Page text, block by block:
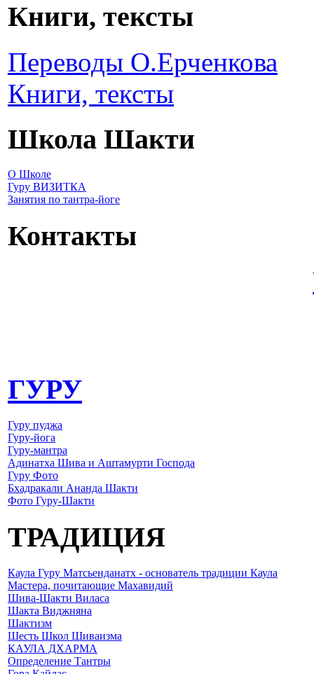
Книги, тексты
Переводы О.Ерченкова
Книги, тексты
Школа Шакти
О Школе
Гуру ВИЗИТКА
Занятия по тантра-йоге
Контакты
ГУРУ
Гуру пуджа
Гуру-йога
Гуру-мантра
Адинатха Шива и Аштамурти Господа
Гуру Фото
Бхадракали Ананда Шакти
Фото Гуру-Шакти
ТРАДИЦИЯ
Каула Гуру Матсьенданатх - основатель традиции Каула
Мастера, почитающие Махавидий
Шива-Шакти Виласа
Шакта Виджняна
Шактизм
Шесть Школ Шиваизма
КАУЛА ДХАРМА
Определение Тантры